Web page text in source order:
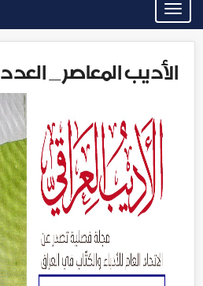
Toggle
navigation
الأديب المعاصر _ العدد 18 _ عام 1976